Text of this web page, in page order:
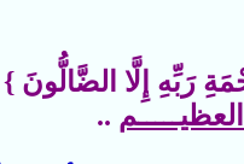
رَبِّهِ إِلَّا الضَّالُّونَ }
..